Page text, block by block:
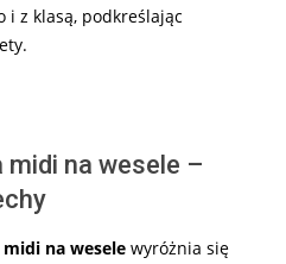
i z klasą, podkreślając
na wesele –
na wesele wyróżnia się